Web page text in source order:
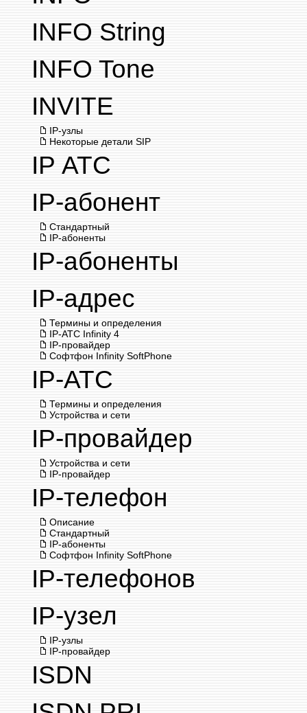
INFO String
INFO Tone
INVITE
IP-узлы
Некоторые детали SIP
IP АТС
IP-абонент
Стандартный
IP-абоненты
IP-абоненты
IP-адрес
Термины и определения
IP-АТС Infinity 4
IP-провайдер
Софтфон Infinity SoftPhone
IP-АТС
Термины и определения
Устройства и сети
IP-провайдер
Устройства и сети
IP-провайдер
IP-телефон
Описание
Стандартный
IP-абоненты
Софтфон Infinity SoftPhone
IP-телефонов
IP-узел
IP-узлы
IP-провайдер
ISDN